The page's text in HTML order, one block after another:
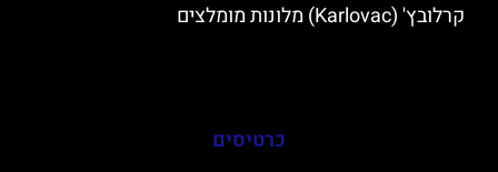
קרלובץ' (Karlovac) מלונות מומלצים
כרטיסים